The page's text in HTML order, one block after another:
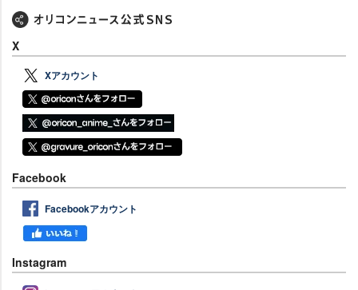
X
Xアカウント
Facebook
Facebookアカウント
Instagram